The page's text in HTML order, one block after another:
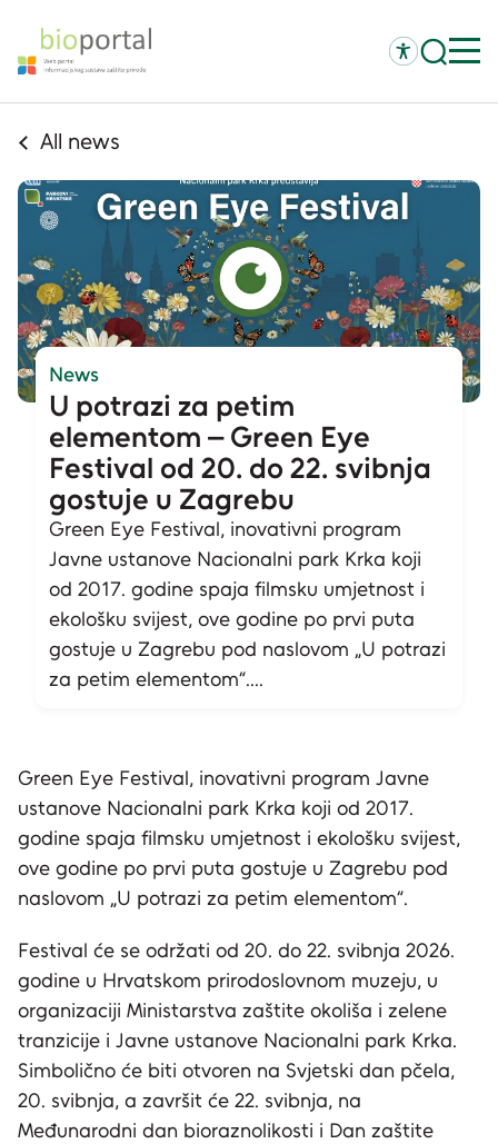
All news
News
U potrazi za petim
elementom – Green Eye
Festival od 20. do 22. svibnja
gostuje u Zagrebu
Green Eye Festival, inovativni program
Javne ustanove Nacionalni park Krka koji
od 2017. godine spaja filmsku umjetnost i
ekološku svijest, ove godine po prvi puta
gostuje u Zagrebu pod naslovom „U potrazi
za petim elementom“....
Green Eye Festival, inovativni program Javne
ustanove Nacionalni park Krka koji od 2017.
godine spaja filmsku umjetnost i ekološku svijest,
ove godine po prvi puta gostuje u Zagrebu pod
naslovom „U potrazi za petim elementom“.
Festival će se održati od 20. do 22. svibnja 2026.
godine u Hrvatskom prirodoslovnom muzeju, u
organizaciji Ministarstva zaštite okoliša i zelene
tranzicije i Javne ustanove Nacionalni park Krka.
Simbolično će biti otvoren na Svjetski dan pčela,
20. svibnja, a završit će 22. svibnja, na
Međunarodni dan bioraznolikosti i Dan zaštite